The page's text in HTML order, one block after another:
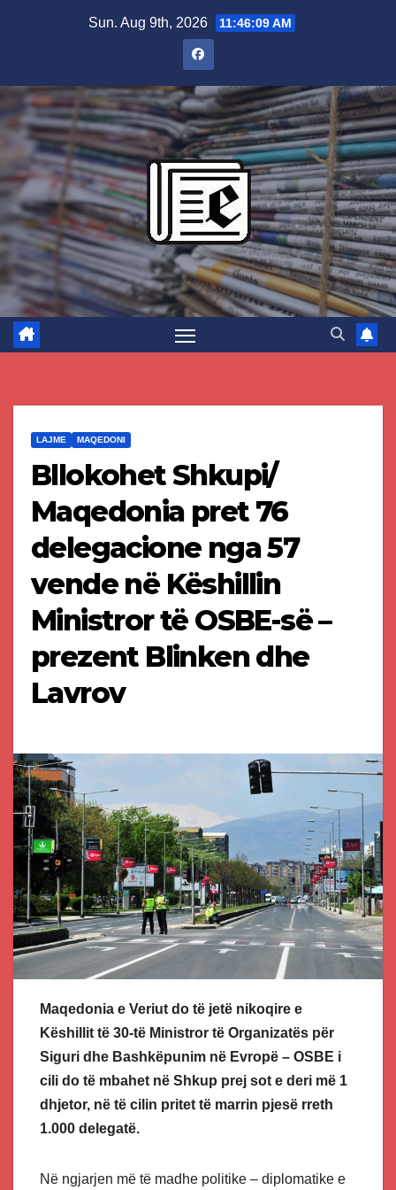
Sun. Aug 9th, 2026 11:46:10 AM
LAJME MAQEDONI
Bllokohet Shkupi/
Maqedonia pret 76
delegacione nga 57
vende në Këshillin
Ministror të OSBE-së –
prezent Blinken dhe
Lavrov
Maqedonia e Veriut do të jetë nikoqire e
Këshillit të 30-të Ministror të Organizatës për
Siguri dhe Bashkëpunim në Evropë – OSBE i
cili do të mbahet në Shkup prej sot e deri më 1
dhjetor, në të cilin pritet të marrin pjesë rreth
1.000 delegatë.
Në ngjarjen më të madhe politike – diplomatike e